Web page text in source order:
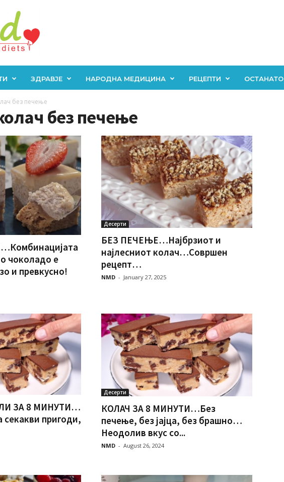
ЗДРАВЈЕ НАРОДНА МЕДИЦИНА РЕЦЕПТИ ОСТАНАТО
без печење
без печење
чоколадо е
и превкусно!
Десерти
БЕЗ ПЕЧЕЊЕ…Најбрзиот и
најлесниот колач…Совршен
рецепт…
NMD - January 27, 2025
ЗА 8 МИНУТИ…
секакви пригоди,
Десерти
КОЛАЧ ЗА 8 МИНУТИ…Без
печење, без јајца, без брашно…
Неодолив вкус со...
NMD - August 26, 2024